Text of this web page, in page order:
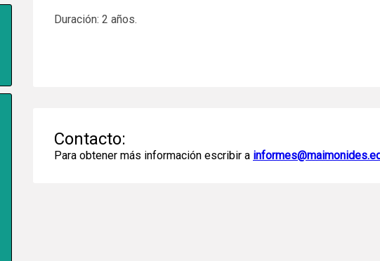
Duración: 2 años.
Contacto:
Para obtener más información escribir a